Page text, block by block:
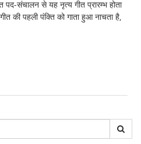
संचालन से यह नृत्य गीत प्रारम्भ होता
की पहली पंक्ति को गाता हुआ नाचता है,